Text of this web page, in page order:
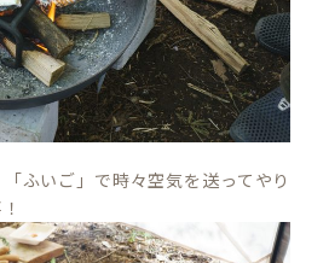
ふいご」で時々空気を送ってやり